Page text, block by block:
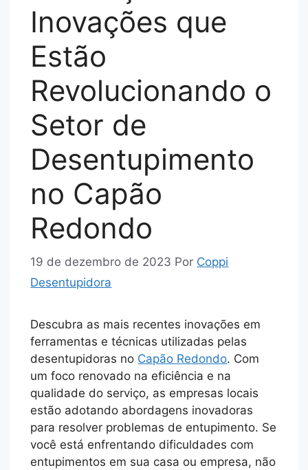
Inovações que
Estão
Revolucionando o
Setor de
Desentupimento
no Capão
Redondo
19 de dezembro de 2023 Por Coppi
Desentupidora
Descubra as mais recentes inovações em
ferramentas e técnicas utilizadas pelas
desentupidoras no Capão Redondo. Com
um foco renovado na eficiência e na
qualidade do serviço, as empresas locais
estão adotando abordagens inovadoras
para resolver problemas de entupimento. Se
você está enfrentando dificuldades com
entupimentos em sua casa ou empresa, não